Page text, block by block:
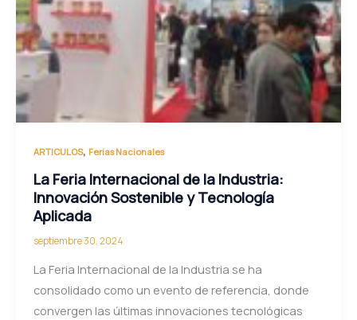
ARTICULOS, Ferias Nacionales
La Feria Internacional de la Industria:
Innovación Sostenible y Tecnología
Aplicada
septiembre 30, 2024
La Feria Internacional de la Industria se ha
consolidado como un evento de referencia, donde
convergen las últimas innovaciones tecnológicas